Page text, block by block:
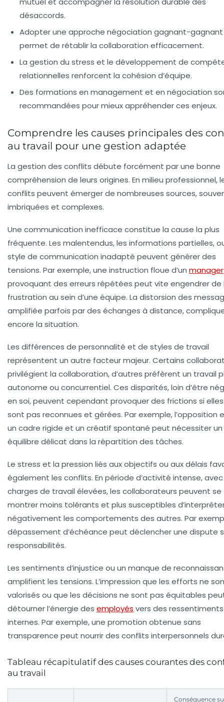
désaccords.
Adopter une approche négociation gagnant-gagnant
permet de rétablir la collaboration efficacement.
La gestion du stress et le développement de
relationnelles renforcent la cohésion d’équipe.
Des formations en management et en négociation
recommandées pour mieux appréhender ces enjeux.
Comprendre les causes principales des
au travail pour une gestion adaptée
La gestion des conflits débute forcément par une bonne
compréhension de leurs origines. En milieu professionnel,
conflits peuvent émerger de nombreuses sources,
imbriquées et complexes.
Une communication inefficace constitue la cause la plus
fréquente. Les malentendus, les informations partielles,
style de communication inadapté peuvent générer des
tensions. Par exemple, une instruction floue d’un manager
provoquant des erreurs répétées peut vite engendrer de
frustration au sein d’une équipe. La distorsion des
amplifiée parfois par des échanges à distance,
encore la situation.
Les différences de personnalité et de styles de travail
représentent un autre facteur majeur. Certains
privilégient la collaboration, d’autres préfèrent un travail
autonome ou concurrentiel. Ces disparités, loin d’être
en soi, peuvent cependant provoquer des frictions si
sont pas reconnues et gérées. Par exemple, l’opposition
un cadre rigide et un créatif spontané peut nécessiter un
équilibre délicat dans la répartition des tâches.
Le stress et la pression liés aux objectifs ou aux délais
également les conflits. En période d’activité intense,
charges de travail élevées, les collaborateurs peuvent se
montrer moins tolérants et plus susceptibles
négativement les comportements des autres. Par
dépassement d’échéance peut déclencher une dispute
responsabilités.
Les sentiments d’injustice ou un manque de
amplifient les tensions. L’impression que les efforts ne
valorisés ou que les décisions ne sont pas équitables
détourner l’énergie des employés vers des ressentiments
internes. Par exemple, une promotion obtenue sans
transparence peut nourrir des conflits interpersonnels
Tableau récapitulatif des causes courantes des
au travail
Conséquence